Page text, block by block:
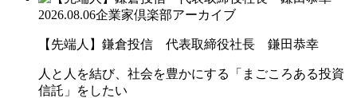
2026.08.06企業家倶楽部アーカイブ
【先端人】鎌倉投信 代表取締役社長 鎌田恭幸
人と人を結び、社会を豊かにする「まごころある投資
信託」をしたい